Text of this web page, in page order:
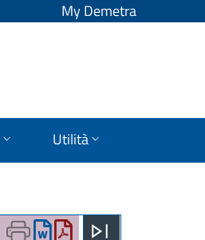
My Demetra
Utilità